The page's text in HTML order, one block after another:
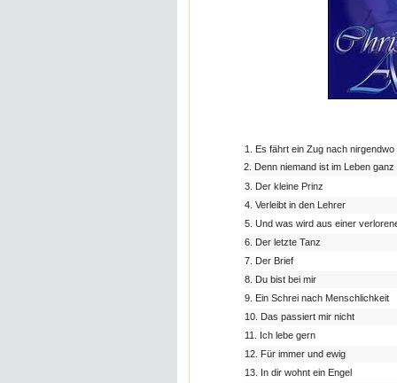
1. Es fährt ein Zug nach nirgendwo
2. Denn niemand ist im Leben ganz
3. Der kleine Prinz
4. Verleibt in den Lehrer
5. Und was wird aus einer
6. Der letzte Tanz
7. Der Brief
8. Du bist bei mir
9. Ein Schrei nach Menschlichkeit
10. Das passiert mir nicht
11. Ich lebe gern
12. Für immer und ewig
13. In dir wohnt ein Engel